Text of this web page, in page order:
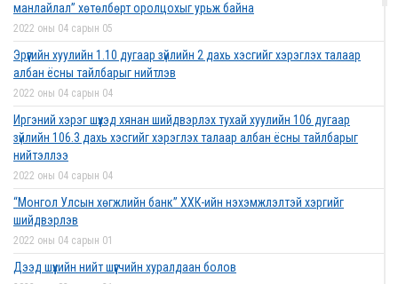
манлайлал” хөтөлбөрт оролцохыг урьж байна
2022 оны 04 сарын 05
Эрүүгийн хуулийн 1.10 дугаар зүйлийн 2 дахь хэсгийг хэрэглэх талаар
албан ёсны тайлбарыг нийтлэв
2022 оны 04 сарын 04
Иргэний хэрэг шүүхэд хянан шийдвэрлэх тухай хуулийн 106 дугаар
зүйлийн 106.3 дахь хэсгийг хэрэглэх талаар албан ёсны тайлбарыг
нийтэллээ
2022 оны 04 сарын 04
“Монгол Улсын хөгжлийн банк” ХХК-ийн нэхэмжлэлтэй хэргийг
шийдвэрлэв
2022 оны 04 сарын 01
Дээд шүүхийн нийт шүүгчийн хуралдаан болов